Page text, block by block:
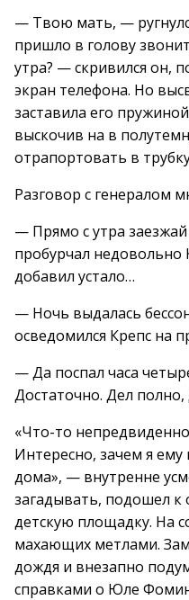
— Твою мать, —
пришло в голову
утра? — скривился он,
экран телефона. Но
заставила его
выскочив на в
отрапортовать в
Разговор с генералом
— Прямо с утра
пробурчал
добавил устало…
— Ночь выдалась
осведомился Крепс на
— Да поспал часа
Достаточно. Дел
«Что-то
Интересно, зачем я
дома», — внутренне
загадывать, подошел к
детскую площадку. На
махающих метлами.
дождя и внезапно
справками о Юле